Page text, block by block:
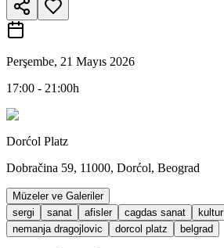
Perşembe, 21 Mayıs 2026
17:00 - 21:00h
Dorćol Platz
Dobračina 59, 11000, Dorćol, Beograd
Müzeler ve Galeriler
sergi
sanat afisler cagdas sanat kultur
nemanja dragojlovic
dorcol platz belgrad